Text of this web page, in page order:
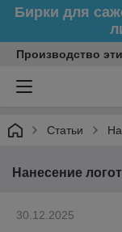
Бирки для
Производство
Статьи
Нанесение
30.12.2025